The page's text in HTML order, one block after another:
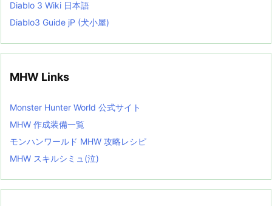
Diablo 3 Wiki 日本語
Diablo3 Guide jP (犬小屋)
MHW Links
Monster Hunter World 公式サイト
MHW 作成装備一覧
モンハンワールド MHW 攻略レシピ
MHW スキルシミュ(泣)